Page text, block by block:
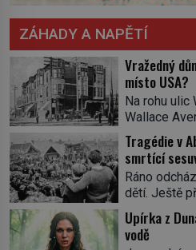
ZÁHADY A NAPĚTÍ
Vražedný
místo USA?
Na rohu ulic
Wallace
nenápadná
nápis ani
místní
sklepa.
vrah H. H.
v dějinách
Herman
Tragédie v
smrtící
Ráno
dětí. Ještě
podivným
zná,
spolužáky.
Upírka z
vodě